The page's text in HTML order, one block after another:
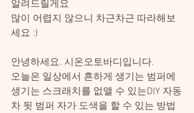
알려드릴게요
많이 어렵지 않으니 차근차근 따라해보
세요 :)
안녕하세요. 시온오토바디입니다.
오늘은 일상에서 흔하게 생기는 범퍼에
생기는 스크래치를 없앨 수 있는DIY 자동
차 뒷 범퍼 자가 도색을 할 수 있는 방법